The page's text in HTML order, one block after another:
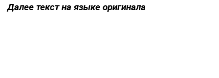
Далее текст на языке оригинала